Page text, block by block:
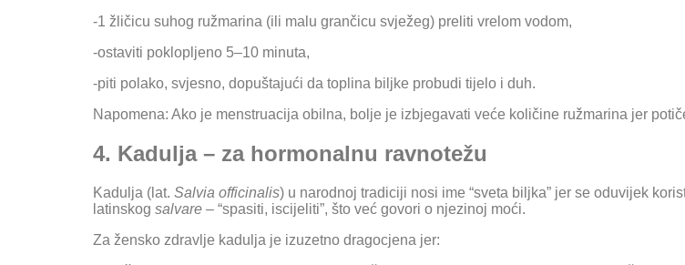
-1 žličicu suhog ružmarina (ili malu grančicu svježeg) preliti vrelom vodom,
-ostaviti poklopljeno 5–10 minuta,
-piti polako, svjesno, dopuštajući da toplina biljke probudi tijelo i duh.
Napomena: Ako je menstruacija obilna, bolje je izbjegavati veće količine ružmarina jer
4. Kadulja – za hormonalnu ravnotežu
Kadulja (lat. Salvia officinalis) u narodnoj tradiciji nosi ime “sveta biljka” jer se oduvijek
latinskog salvare – “spasiti, iscijeliti”, što već govori o njezinoj moći.
Za žensko zdravlje kadulja je izuzetno dragocjena jer: